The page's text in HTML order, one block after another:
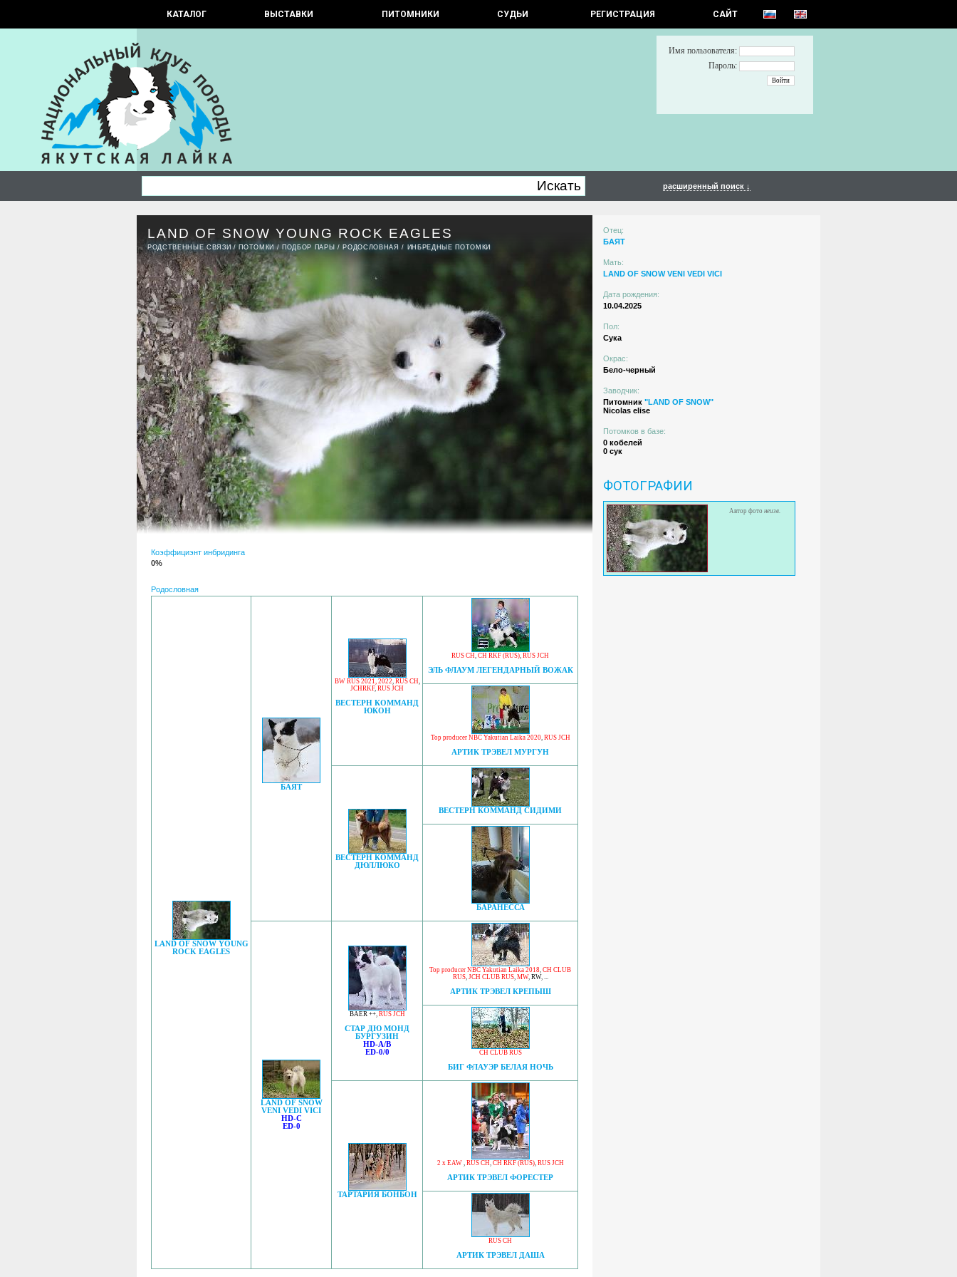
КАТАЛОГ ВЫСТАВКИ ПИТОМНИКИ СУДЬИ РЕГИСТРАЦИЯ САЙТ
Имя пользователя:
Пароль:
расширенный поиск ↓
LAND OF SNOW YOUNG ROCK EAGLES
РОДСТВЕННЫЕ СВЯЗИ / ПОТОМКИ / ПОДБОР ПАРЫ / РОДОСЛОВНАЯ / ИНБРЕДНЫЕ ПОТОМКИ
Коэффициэнт инбридинга
0%
Родословная
LAND OF SNOW YOUNG
ROCK EAGLES
БАЯТ
BW RUS 2021, 2022, RUS CH,
JCHRKF, RUS JCH
ВЕСТЕРН КОММАНД
ЮКОН
RUS CH, CH RKF (RUS), RUS JCH
ЭЛЬ ФЛАУМ ЛЕГЕНДАРНЫЙ ВОЖАК
Top producer NBC Yakutian Laika 2020, RUS JCH
АРТИК ТРЭВЕЛ МУРГУН
ВЕСТЕРН КОММАНД
ДЮЛЛЮКО
ВЕСТЕРН КОММАНД СИДИМИ
БАРАНЕССА
LAND OF SNOW
VENI VEDI VICI
HD-C
ED-0
BAER ++, RUS JCH
СТАР ДЮ МОНД
БУРГУЗИН
HD-A/B
ED-0/0
Top producer NBC Yakutian Laika 2018, CH CLUB
RUS, JCH CLUB RUS, MW, RW, ...
АРТИК ТРЭВЕЛ КРЕПЫШ
CH CLUB RUS
БИГ ФЛАУЭР БЕЛАЯ НОЧЬ
ТАРТАРИЯ БОНБОН
2 x EAW, RUS CH, CH RKF (RUS), RUS JCH
АРТИК ТРЭВЕЛ ФОРЕСТЕР
RUS CH
АРТИК ТРЭВЕЛ ДАША
Отец:
БАЯТ
Мать:
LAND OF SNOW VENI VEDI VICI
Дата рождения:
10.04.2025
Пол:
Сука
Окрас:
Бело-черный
Заводчик:
Питомник "LAND OF SNOW"
Nicolas elise
Потомков в базе:
0 кобелей
0 сук
ФОТОГРАФИИ
Автор фото неизв.